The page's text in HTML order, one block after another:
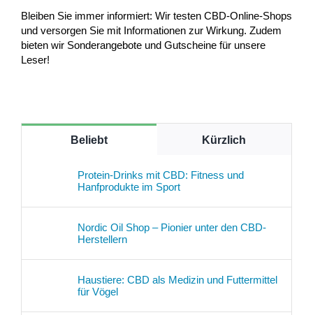
Bleiben Sie immer informiert: Wir testen CBD-Online-Shops
und versorgen Sie mit Informationen zur Wirkung. Zudem
bieten wir Sonderangebote und Gutscheine für unsere
Leser!
Beliebt Kürzlich
Protein-Drinks mit CBD: Fitness und
Hanfprodukte im Sport
Nordic Oil Shop – Pionier unter den CBD-
Herstellern
Haustiere: CBD als Medizin und Futtermittel
für Vögel